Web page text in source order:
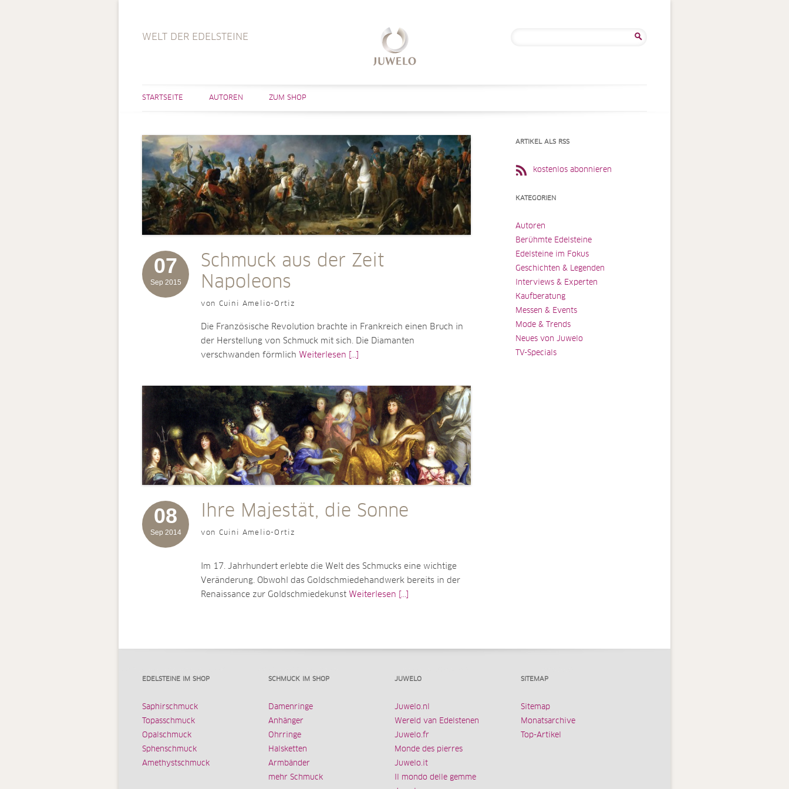
WELT DER EDELSTEINE
STARTSEITE AUTOREN ZUM SHOP
07
Sep 2015
Schmuck aus der Zeit
Napoleons
von Cuini Amelio-Ortiz
Die Französische Revolution brachte in Frankreich einen Bruch in
der Herstellung von Schmuck mit sich. Die Diamanten
verschwanden förmlich Weiterlesen [...]
08
Sep 2014
Ihre Majestät, die Sonne
von Cuini Amelio-Ortiz
Im 17. Jahrhundert erlebte die Welt des Schmucks eine wichtige
Veränderung. Obwohl das Goldschmiedehandwerk bereits in der
Renaissance zur Goldschmiedekunst Weiterlesen [...]
ARTIKEL ALS RSS
kostenlos abonnieren
KATEGORIEN
Autoren
Berühmte Edelsteine
Edelsteine im Fokus
Geschichten & Legenden
Interviews & Experten
Kaufberatung
Messen & Events
Mode & Trends
Neues von Juwelo
TV-Specials
EDELSTEINE IM SHOP
Saphirschmuck
Topasschmuck
Opalschmuck
Sphenschmuck
Amethystschmuck
SCHMUCK IM SHOP
Damenringe
Anhänger
Ohrringe
Halsketten
Armbänder
mehr Schmuck
JUWELO
Juwelo.nl
Wereld van Edelstenen
Juwelo.fr
Monde des pierres
Juwelo.it
Il mondo delle gemme
SITEMAP
Sitemap
Monatsarchive
Top-Artikel